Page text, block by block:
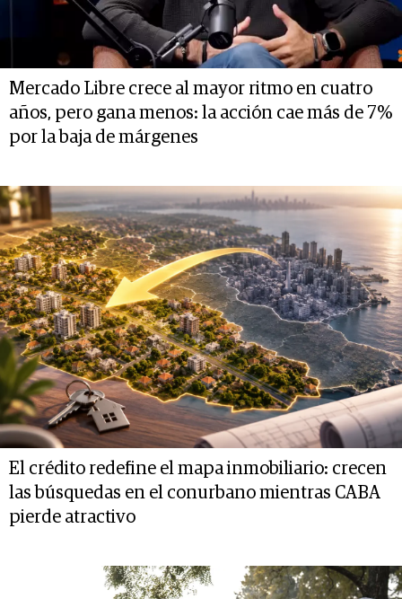
Mercado Libre crece al mayor ritmo en cuatro
años, pero gana menos: la acción cae más de 7%
por la baja de márgenes
El crédito redefine el mapa inmobiliario: crecen
las búsquedas en el conurbano mientras CABA
pierde atractivo